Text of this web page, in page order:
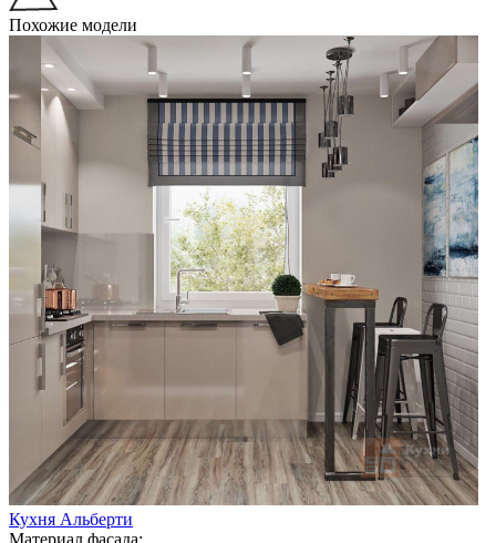
Похожие модели
Кухня Альберти
Материал фасада: